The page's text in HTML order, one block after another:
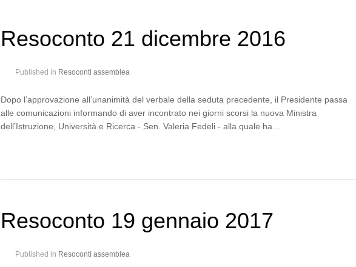
Resoconto 21 dicembre 2016
Published in Resoconti assemblea
Dopo l’approvazione all’unanimità del verbale della seduta precedente, il Presidente passa
alle comunicazioni informando di aver incontrato nei giorni scorsi la nuova Ministra
dell’Istruzione, Università e Ricerca - Sen. Valeria Fedeli - alla quale ha…
Resoconto 19 gennaio 2017
Published in Resoconti assemblea